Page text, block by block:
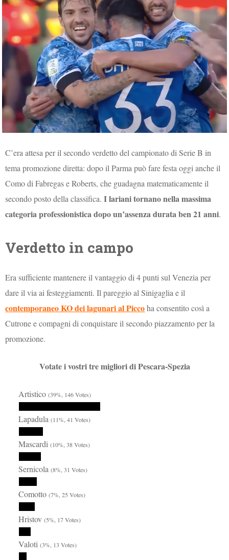
C’era attesa per il secondo verdetto del campionato di Serie B in
tema promozione diretta: dopo il Parma può fare festa oggi anche il
Como di Fabregas e Roberts, che guadagna matematicamente il
secondo posto della classifica.I lariani tornano nella massima
categoria professionistica dopo un’assenza durata ben 21 anni.
Verdetto in campo
Era sufficiente mantenere il vantaggio di 4 punti sul Venezia per
dare il via ai festeggiamenti. Il pareggio al Sinigaglia e il
contemporaneo KO dei lagunari al Piccoha consentito così a
Cutrone e compagni di conquistare il secondo piazzamento per la
promozione.
Votate i vostri tre migliori di Pescara-Spezia
Artistico(39%, 146 Votes)
Lapadula(11%, 41 Votes)
Mascardi(10%, 38 Votes)
Sernicola(8%, 31 Votes)
Comotto(7%, 25 Votes)
Hristov(5%, 17 Votes)
Valoti(3%, 13 Votes)